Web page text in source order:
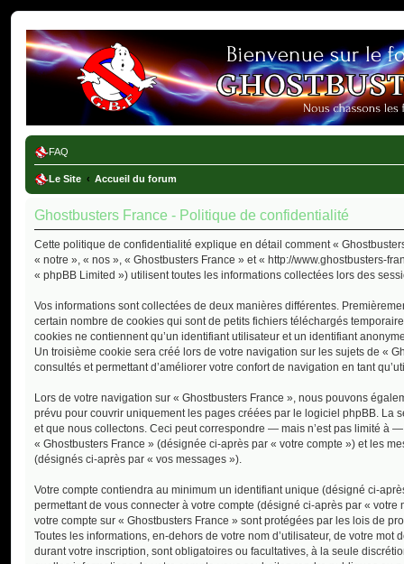
Ghostbusters France
FAQ
Le Site Accueil du forum
Ghostbusters France - Politique de confidentialité
Cette politique de confidentialité explique en détail comment «
« notre », « nos », « Ghostbusters France » et « http://www.ghostbusters-
« phpBB Limited ») utilisent toutes les informations collectées lors des
Vos informations sont collectées de deux manières différentes.
certain nombre de cookies qui sont de petits fichiers téléchargés
cookies ne contiennent qu’un identifiant utilisateur et un identifiant
Un troisième cookie sera créé lors de votre navigation sur les sujets de «
consultés et permettant d’améliorer votre confort de navigation en tant
Lors de votre navigation sur « Ghostbusters France », nous pouvons
prévu pour couvrir uniquement les pages créées par le logiciel phpBB. La
et que nous collectons. Ceci peut correspondre — mais n’est pas limité à
« Ghostbusters France » (désignée ci-après par « votre compte ») et les
(désignés ci-après par « vos messages »).
Votre compte contiendra au minimum un identifiant unique (désigné ci-
permettant de vous connecter à votre compte (désigné ci-après par «
votre compte sur « Ghostbusters France » sont protégées par les lois de
Toutes les informations, en-dehors de votre nom d’utilisateur, de votre
durant votre inscription, sont obligatoires ou facultatives, à la seule